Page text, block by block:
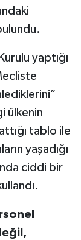
yaptığı
ülkenin
tablo ile
yaşadığı
ciddi bir